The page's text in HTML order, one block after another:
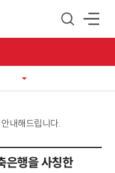
내해드립니다.
은행을 사칭한